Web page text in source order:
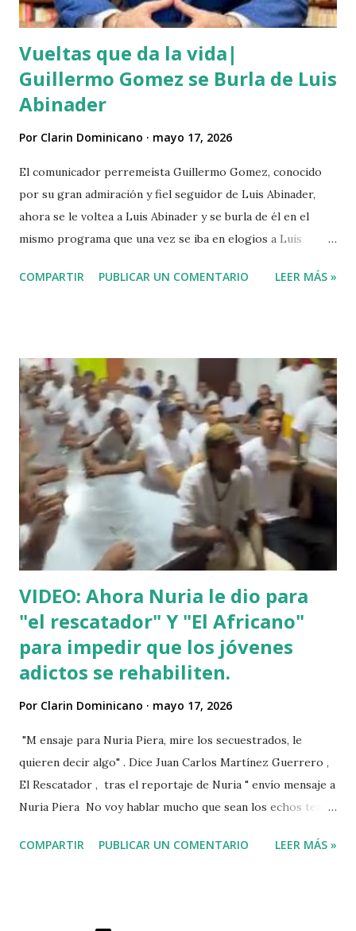
cometidos por haiti...
Vueltas que da la vida|
Guillermo Gomez se Burla de Luis
Abinader
Por Clarin Dominicano mayo 17, 2026
El comunicador perremeísta Guillermo Gomez, conocido
por su gran admiración y fiel seguidor de Luis Abinader,
ahora se le voltea a Luis Abinader y se burla de él en el
mismo programa que una vez se iba en elogios a Luis
COMPARTIR PUBLICAR UN COMENTARIO LEER MÁS »
VIDEO: Ahora Nuria le dio para
"el rescatador" Y "El Africano"
para impedir que los jóvenes
adictos se rehabiliten.
Por Clarin Dominicano mayo 17, 2026
"M ensaje para Nuria Piera, mire los secuestrados, le
quieren decir algo" . Dice Juan Carlos Martínez Guerrero ,
El Rescatador , tras el reportaje de Nuria " envío mensaje a
Nuria Piera No voy hablar mucho que sean los echos team"
ayudar a las personas de mi país me iba a traer tanto
COMPARTIR PUBLICAR UN COMENTARIO LEER MÁS »